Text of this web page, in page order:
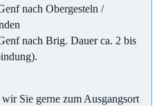
nach Obergesteln /
nach Brig. Dauer ca. 2 bis
Sie gerne zum Ausgangsort